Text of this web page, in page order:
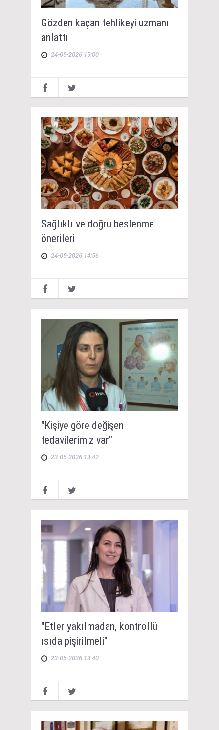
Gözden kaçan tehlikeyi uzmanı
anlattı
24-05-2026 15:00
Sağlıklı ve doğru beslenme
önerileri
24-05-2026 14:56
"Kişiye göre değişen
tedavilerimiz var"
23-05-2026 13:42
"Etler yakılmadan, kontrollü
ısıda pişirilmeli"
23-05-2026 13:40